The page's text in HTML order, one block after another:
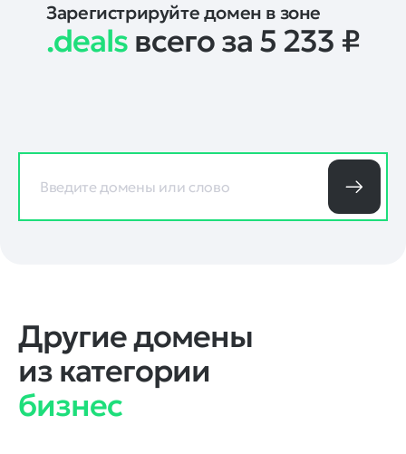
Зарегистрируйте домен в зоне
.deals всего за 5 233 ₽
Другие домены
из категории
бизнес